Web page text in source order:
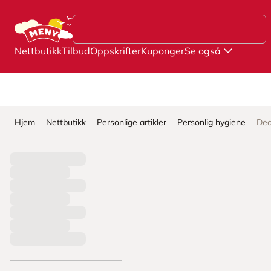
NettbutikkTilbudOppskrifterKupongerSe også
Hjem Nettbutikk Personlige artikler Personlig hygiene